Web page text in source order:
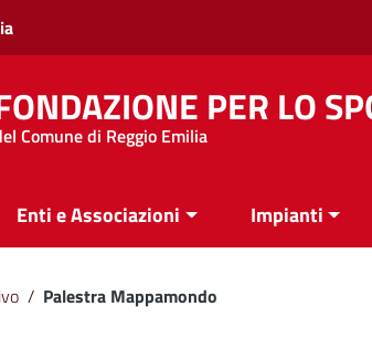
PER LO
Comune di Reggio Emilia
Enti e Associazioni Impianti
/ Palestra Mappamondo